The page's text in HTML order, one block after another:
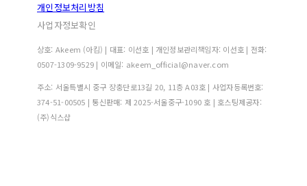
개인정보처리방침
사업자정보확인
상호: Akeem (아킴) | 대표: 이선호 | 개인정보관리책임자: 이선호 | 전화:
0507-1309-9529 | 이메일: akeem_official@naver.com
주소: 서울특별시 중구 장충단로13길 20, 11층 A03호 | 사업자등록번호:
374-51-00505 | 통신판매: 제 2025-서울중구-1090 호 | 호스팅제공자:
(주)식스샵